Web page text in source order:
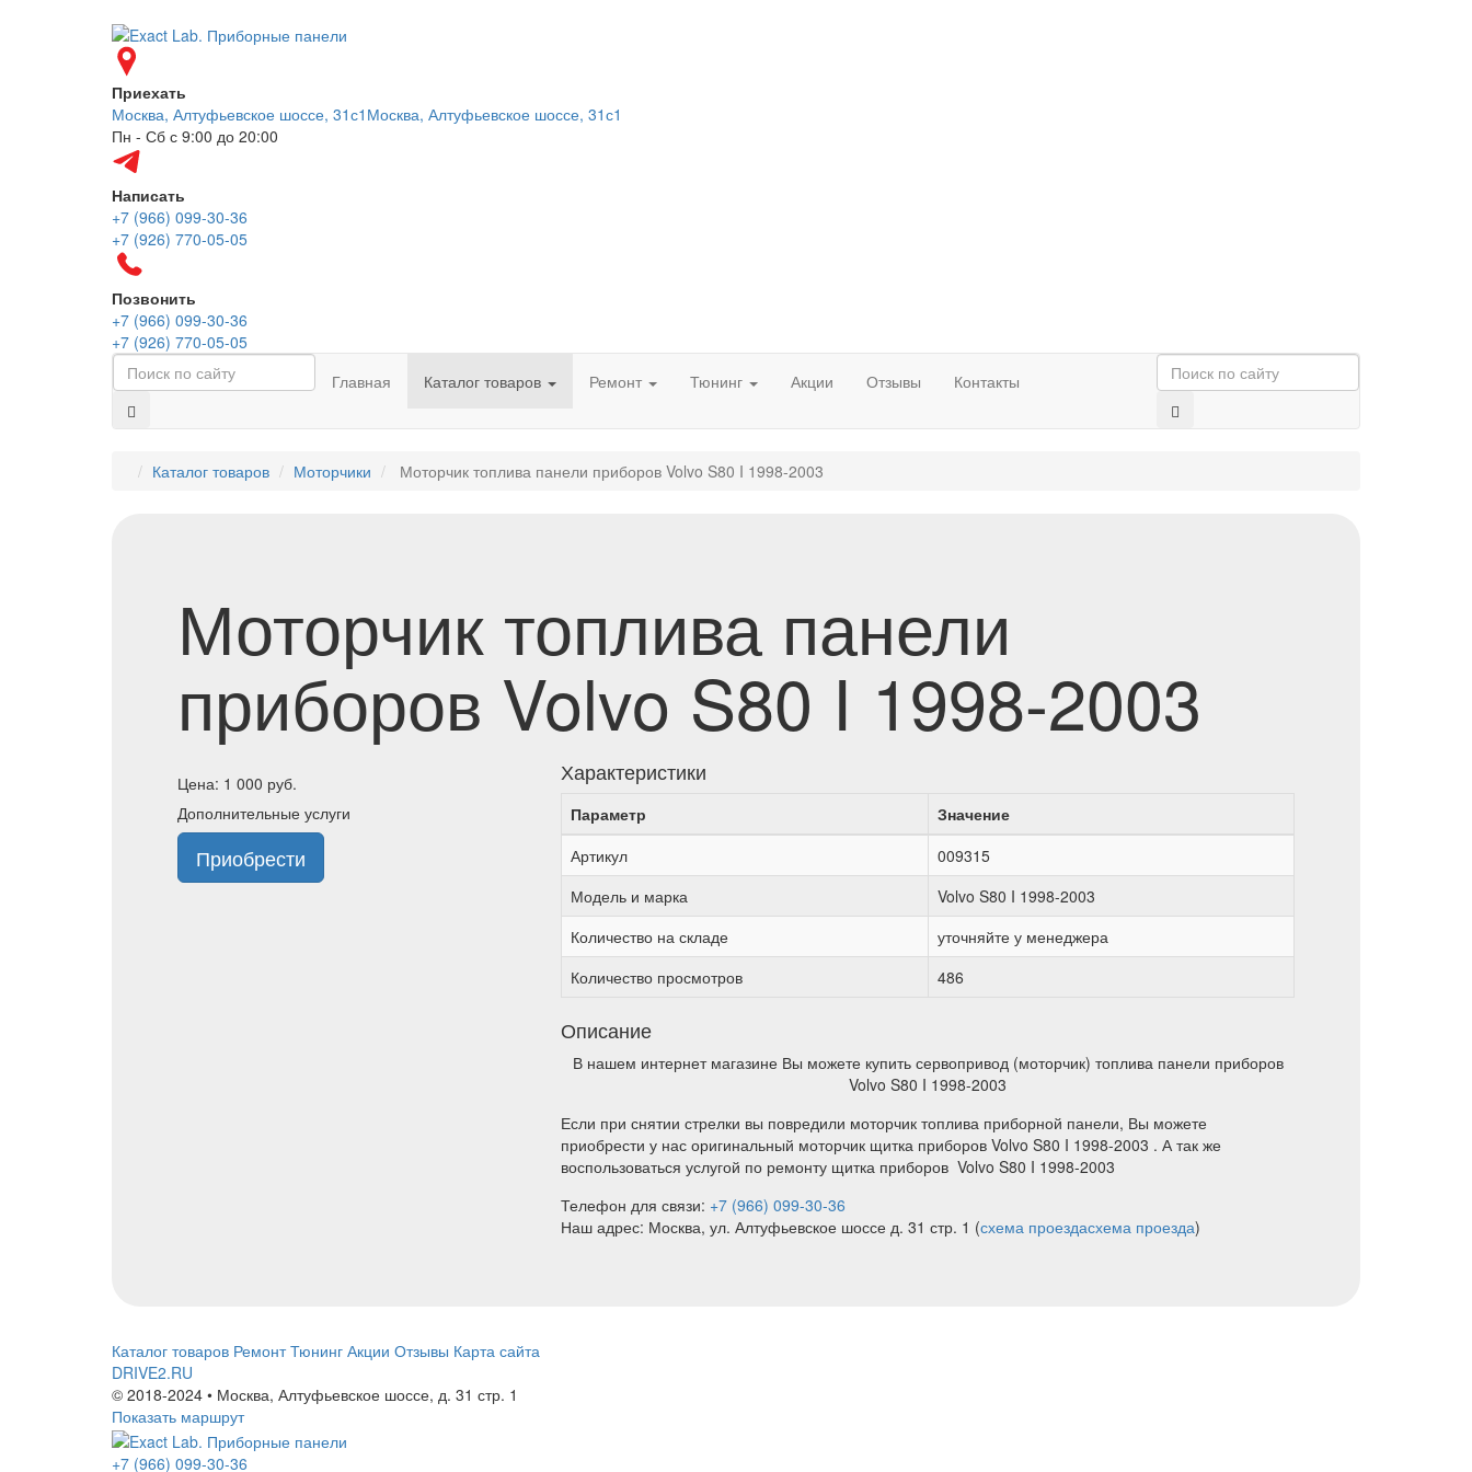
Приехать
Москва, Алтуфьевское шоссе, 31с1 Москва, Алтуфьевское шоссе, 31с1
Пн - Сб с 9:00 до 20:00
Написать
+7 (966) 099-30-36
+7 (926) 770-05-05
Позвонить
+7 (966) 099-30-36
+7 (926) 770-05-05
Главная
Каталог товаров Ремонт Тюнинг Акции Отзывы Контакты
Каталог товаров Моторчики Моторчик топлива панели приборов Volvo S80 I 1998-2003
Моторчик топлива панели
приборов Volvo S80 I 1998-2003
Цена: 1 000 руб.
Дополнительные услуги
Приобрести
Характеристики
Параметр
Значение
Артикул
009315
Модель и марка
Volvo S80 I 1998-2003
Количество на складе
уточняйте у менеджера
Количество просмотров
486
Описание
В нашем интернет магазине Вы можете купить сервопривод (моторчик) топлива панели приборов
Volvo S80 I 1998-2003
Если при снятии стрелки вы повредили моторчик топлива приборной панели, Вы можете
приобрести у нас оригинальный моторчик щитка приборов Volvo S80 I 1998-2003 . А так же
воспользоваться услугой по ремонту щитка приборов Volvo S80 I 1998-2003
Телефон для связи: +7 (966) 099-30-36
Наш адрес: Москва, ул. Алтуфьевское шоссе д. 31 стр. 1 (схема проездасхема проезда)
Каталог товаров Ремонт Тюнинг Акции Отзывы Карта сайта
DRIVE2.RU
© 2018-2024 • Москва, Алтуфьевское шоссе, д. 31 стр. 1
Показать маршрут
+7 (966) 099-30-36